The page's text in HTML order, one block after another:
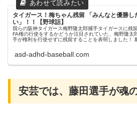
タイガース！梅ちゃん残留 「みんなと優勝し
い」！！【野球話】
我らの阪神タイガース梅野隆太郎捕手タイガースに残
FA権の行使をするかどうか注目されていた、梅野隆太
手が権利を行使せずに残留することを表明しました！
し宣言移籍されても仕方が...
asd-adhd-baseball.com
安芸では、藤田選手が魂